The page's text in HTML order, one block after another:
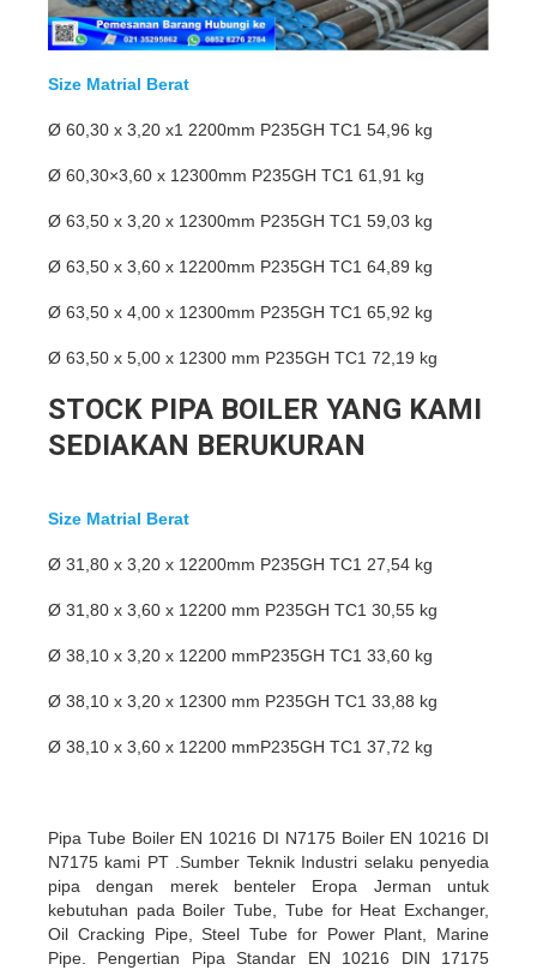
Size Matrial Berat
Ø 60,30 x 3,20 x1 2200mm P235GH TC1 54,96 kg
Ø 60,30×3,60 x 12300mm P235GH TC1 61,91 kg
Ø 63,50 x 3,20 x 12300mm P235GH TC1 59,03 kg
Ø 63,50 x 3,60 x 12200mm P235GH TC1 64,89 kg
Ø 63,50 x 4,00 x 12300mm P235GH TC1 65,92 kg
Ø 63,50 x 5,00 x 12300 mm P235GH TC1 72,19 kg
STOCK PIPA BOILER YANG KAMI
SEDIAKAN BERUKURAN
Size Matrial Berat
Ø 31,80 x 3,20 x 12200mm P235GH TC1 27,54 kg
Ø 31,80 x 3,60 x 12200 mm P235GH TC1 30,55 kg
Ø 38,10 x 3,20 x 12200 mmP235GH TC1 33,60 kg
Ø 38,10 x 3,20 x 12300 mm P235GH TC1 33,88 kg
Ø 38,10 x 3,60 x 12200 mmP235GH TC1 37,72 kg
Pipa Tube Boiler EN 10216 DI N7175 Boiler EN 10216 DI
N7175 kami PT .Sumber Teknik Industri selaku penyedia
pipa dengan merek benteler Eropa Jerman untuk
kebutuhan pada Boiler Tube, Tube for Heat Exchanger,
Oil Cracking Pipe, Steel Tube for Power Plant, Marine
Pipe. Pengertian Pipa Standar EN 10216 DIN 17175